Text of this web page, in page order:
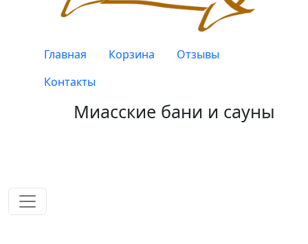
Верхнее меню
Главная Корзина
Отзывы
Контакты
Миасские бани и сауны